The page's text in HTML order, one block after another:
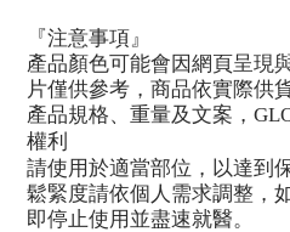
『注意事項』
產品顏色可能會因網頁呈現
片僅供參考，商品依實際供
產品規格、重量及文案，
權利
請使用於適當部位，以達到
鬆緊度請依個人需求調整，
即停止使用並盡速就醫。